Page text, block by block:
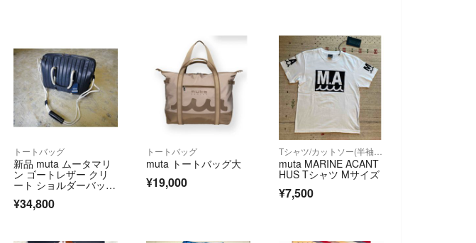
トートバッグ
新品 muta ムータマリ
ン ゴートレザー クリ
ート ショルダーバッ
グ ネイビー
¥34,800
トートバッグ
muta トートバッグ大
¥19,000
muta MARINE ACANT
HUS Tシャツ Mサイズ
¥7,500